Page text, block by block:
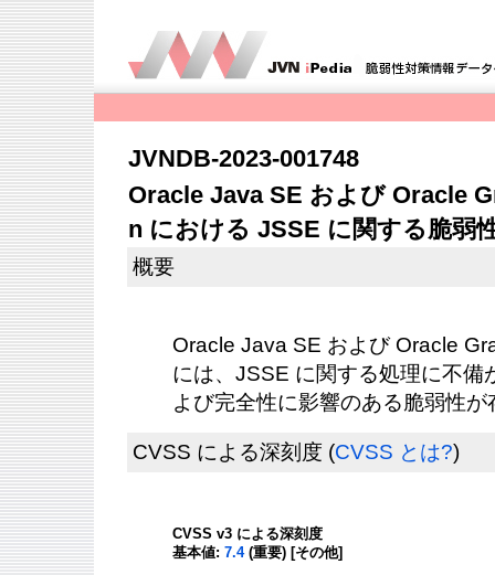
JVNDB-2023-001748
Oracle Java SE および Oracle
n における JSSE に関する脆弱
概要
Oracle Java SE および Oracle
には、JSSE に関する処理に不備
よび完全性に影響のある脆弱性が
CVSS による深刻度 (CVSS とは?)
CVSS v3 による深刻度
基本値: 7.4(重要) [その他]